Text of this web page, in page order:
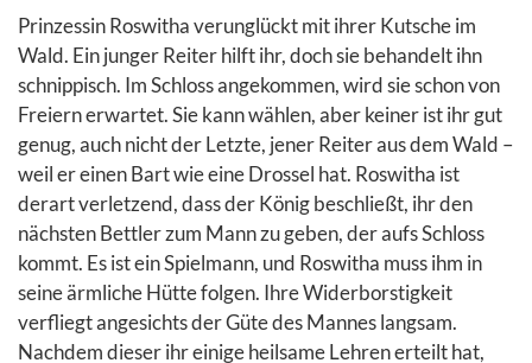
Prinzessin Roswitha verunglückt mit ihrer Kutsche im
Wald. Ein junger Reiter hilft ihr, doch sie behandelt ihn
schnippisch. Im Schloss angekommen, wird sie schon von
Freiern erwartet. Sie kann wählen, aber keiner ist ihr gut
genug, auch nicht der Letzte, jener Reiter aus dem Wald –
weil er einen Bart wie eine Drossel hat. Roswitha ist
derart verletzend, dass der König beschließt, ihr den
nächsten Bettler zum Mann zu geben, der aufs Schloss
kommt. Es ist ein Spielmann, und Roswitha muss ihm in
seine ärmliche Hütte folgen. Ihre Widerborstigkeit
verfliegt angesichts der Güte des Mannes langsam.
Nachdem dieser ihr einige heilsame Lehren erteilt hat,